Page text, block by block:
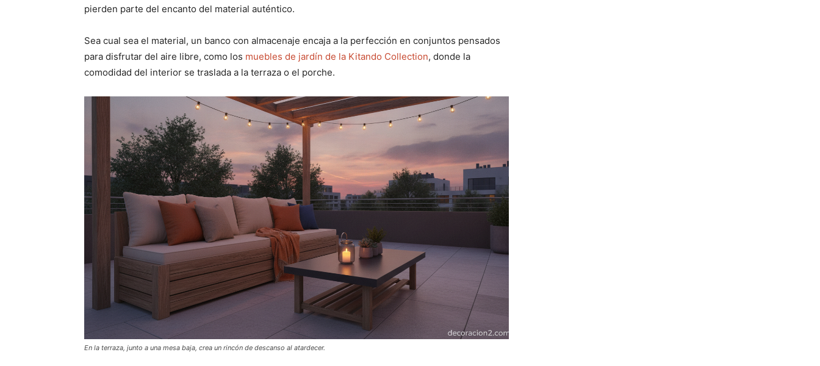
pierden parte del encanto del material auténtico.
Sea cual sea el material, un banco con almacenaje encaja a la perfección en conjuntos pensados
para disfrutar del aire libre, como los muebles de jardín de la Kitando Collection, donde la
comodidad del interior se traslada a la terraza o el porche.
En la terraza, junto a una mesa baja, crea un rincón de descanso al atardecer.